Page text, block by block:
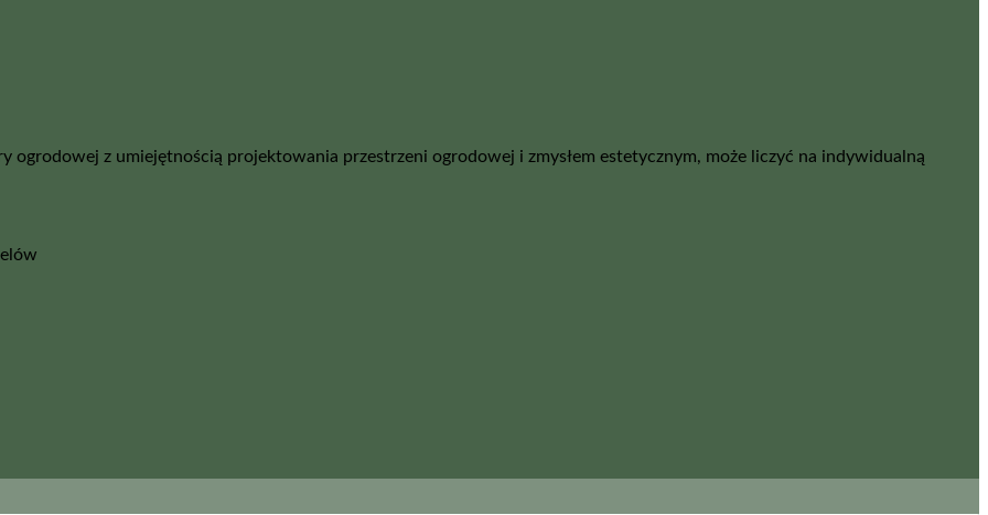
ogrodowej z umiejętnością projektowania przestrzeni ogrodowej i zmysłem estetycznym, może liczyć na indywidualną